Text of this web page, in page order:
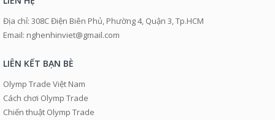
Địa chỉ: 308C Điện Biên Phủ, Phường 4, Quận 3, Tp.HCM
Email: nghenhinviet@gmail.com
LIÊN KẾT BẠN BÈ
Olymp Trade Việt Nam
Cách chơi Olymp Trade
Chiến thuật Olymp Trade